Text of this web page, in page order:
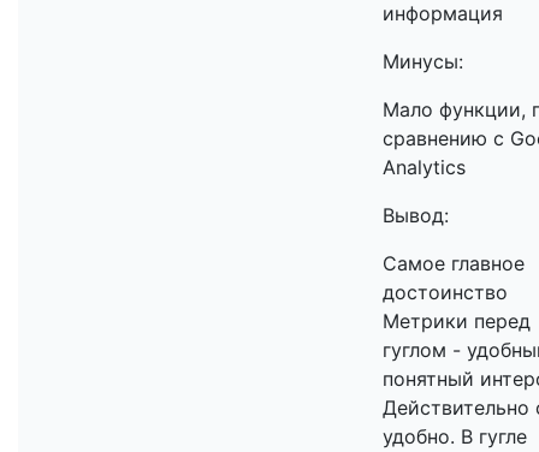
информация
Минусы:
Мало функции,
сравнению с
Analytics
Вывод:
Самое главное
достоинство
Метрики перед
гуглом -
понятный
Действительно
удобно. В гугле